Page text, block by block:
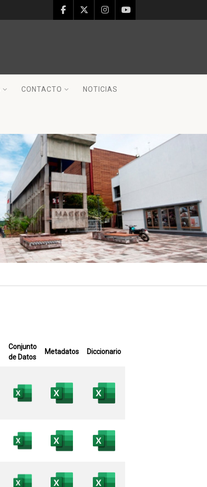
CONTACTO NOTICIAS
Conjunto
de Datos
Metadatos Diccionario